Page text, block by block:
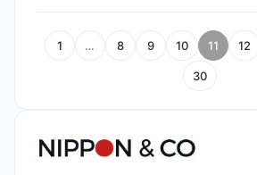
1 … 8 9 10 11 12
30